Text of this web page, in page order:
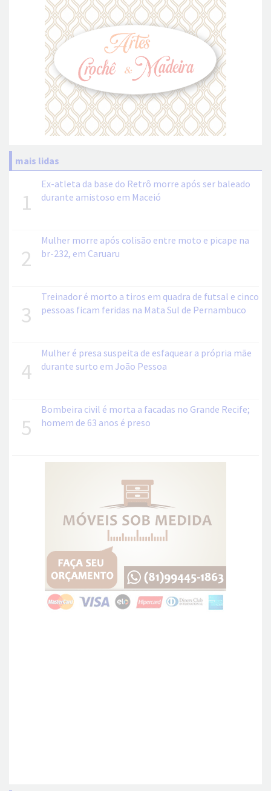
mais lidas
1
Ex-atleta da base do Retrô morre após ser baleado
durante amistoso em Maceió
2
Mulher morre após colisão entre moto e picape na
br-232, em Caruaru
3
Treinador é morto a tiros em quadra de futsal e cinco
pessoas ficam feridas na Mata Sul de Pernambuco
4
Mulher é presa suspeita de esfaquear a própria mãe
durante surto em João Pessoa
5
Bombeira civil é morta a facadas no Grande Recife;
homem de 63 anos é preso